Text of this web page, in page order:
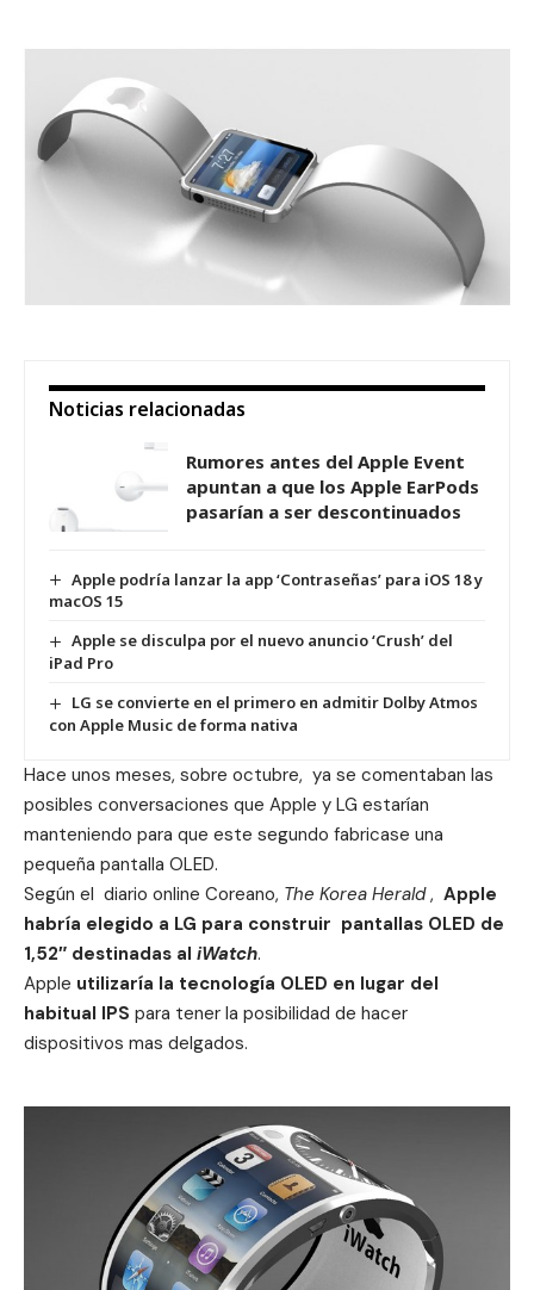
Noticias relacionadas
Rumores antes del Apple Event
apuntan a que los Apple EarPods
pasarían a ser descontinuados
Apple podría lanzar la app ‘Contraseñas’ para iOS 18 y
macOS 15
Apple se disculpa por el nuevo anuncio ‘Crush’ del
iPad Pro
LG se convierte en el primero en admitir Dolby Atmos
con Apple Music de forma nativa
Hace unos meses, sobre octubre, ya se comentaban las
posibles conversaciones que Apple y LG estarían
manteniendo para que este segundo fabricase una
pequeña pantalla OLED.
Según el diario online Coreano, The Korea Herald, Apple
habría elegido a LG para construir pantallas OLED de
1,52″ destinadas al iWatch.
Apple utilizaría la tecnología OLED en lugar del
habitual IPS para tener la posibilidad de hacer
dispositivos mas delgados.